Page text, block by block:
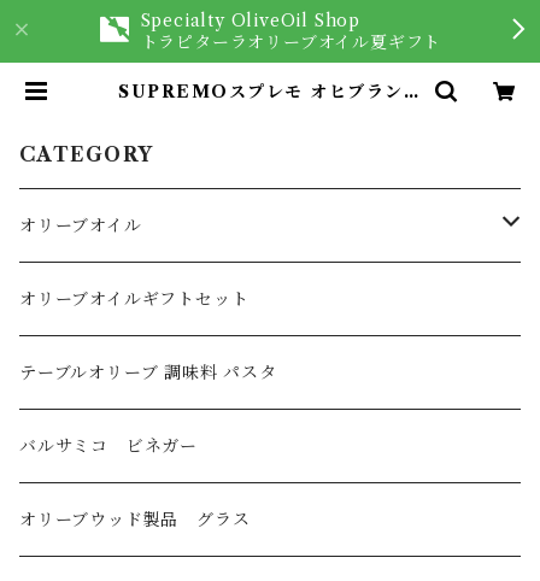
Specialty OliveOil Shop
トラピターラオリーブオイル夏ギフト
SUPREMOスプレモ オヒブランカ
CATEGORY
オリーブオイル
オリーブオイル
イタリア産
スペイン産
フレーバーオリーブオイル
オリーブオイルギフトセット
テーブルオリーブ 調味料 パスタ
バルサミコ ビネガー
オリーブウッド製品 グラス